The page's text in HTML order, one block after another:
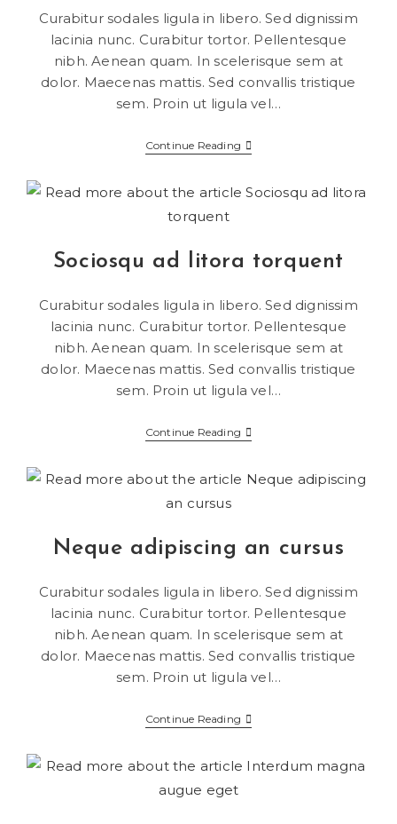
Curabitur sodales ligula in libero. Sed dignissim
lacinia nunc. Curabitur tortor. Pellentesque
nibh. Aenean quam. In scelerisque sem at
dolor. Maecenas mattis. Sed convallis tristique
sem. Proin ut ligula vel…
Continue Reading
Sociosqu ad litora torquent
Curabitur sodales ligula in libero. Sed dignissim
lacinia nunc. Curabitur tortor. Pellentesque
nibh. Aenean quam. In scelerisque sem at
dolor. Maecenas mattis. Sed convallis tristique
sem. Proin ut ligula vel…
Continue Reading
Neque adipiscing an cursus
Curabitur sodales ligula in libero. Sed dignissim
lacinia nunc. Curabitur tortor. Pellentesque
nibh. Aenean quam. In scelerisque sem at
dolor. Maecenas mattis. Sed convallis tristique
sem. Proin ut ligula vel…
Continue Reading